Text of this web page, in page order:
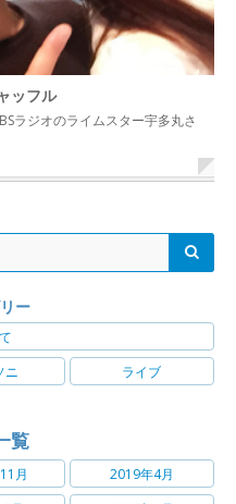
ッフル
ラジオのライムスター宇多丸さ
ー
ニ
ライブ
覧
月
2019年4月